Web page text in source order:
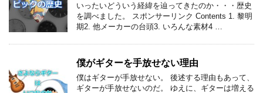
いったいどういう経緯を辿ってきたのか・・・歴史
を調べました。 スポンサーリンク Contents 1. 黎明
期2. 他メーカーの台頭3. いろんな素材4 …
僕がギターを手放せない理由
僕はギターが手放せない。 後述する理由もあって、
ギターが手放せないのだ。 ゆえに、ギターは増える